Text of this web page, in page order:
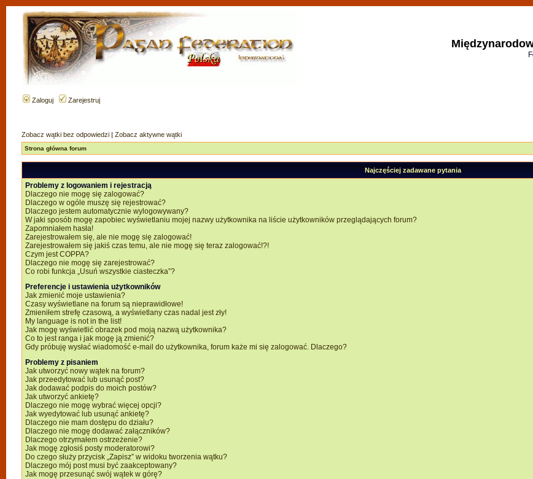
Zaloguj Zarejestruj
Zobacz wątki bez odpowiedzi | Zobacz aktywne wątki
Strona główna forum
Najczęściej zadawane pytania
Problemy z logowaniem i rejestracją
Dlaczego nie mogę się zalogować?
Dlaczego w ogóle muszę się rejestrować?
Dlaczego jestem automatycznie wylogowywany?
W jaki sposób mogę zapobiec wyświetlaniu mojej nazwy użytkownika na liście użytkowników przeglądających forum?
Zapomniałem hasła!
Zarejestrowałem się, ale nie mogę się zalogować!
Zarejestrowałem się jakiś czas temu, ale nie mogę się teraz zalogować!?!
Czym jest COPPA?
Dlaczego nie mogę się zarejestrować?
Co robi funkcja „Usuń wszystkie ciasteczka”?
Preferencje i ustawienia użytkowników
Jak zmienić moje ustawienia?
Czasy wyświetlane na forum są nieprawidłowe!
Zmieniłem strefę czasową, a wyświetlany czas nadal jest zły!
My language is not in the list!
Jak mogę wyświetlić obrazek pod moją nazwą użytkownika?
Co to jest ranga i jak mogę ją zmienić?
Gdy próbuję wysłać wiadomość e-mail do użytkownika, forum każe mi się zalogować. Dlaczego?
Problemy z pisaniem
Jak utworzyć nowy wątek na forum?
Jak przeedytować lub usunąć post?
Jak dodawać podpis do moich postów?
Jak utworzyć ankietę?
Dlaczego nie mogę wybrać więcej opcji?
Jak wyedytować lub usunąć ankietę?
Dlaczego nie mam dostępu do działu?
Dlaczego nie mogę dodawać załączników?
Dlaczego otrzymałem ostrzeżenie?
Jak mogę zgłosiś posty moderatorowi?
Do czego służy przycisk „Zapisz” w widoku tworzenia wątku?
Dlaczego mój post musi być zaakceptowany?
Jak mogę przesunąć swój wątek w górę?